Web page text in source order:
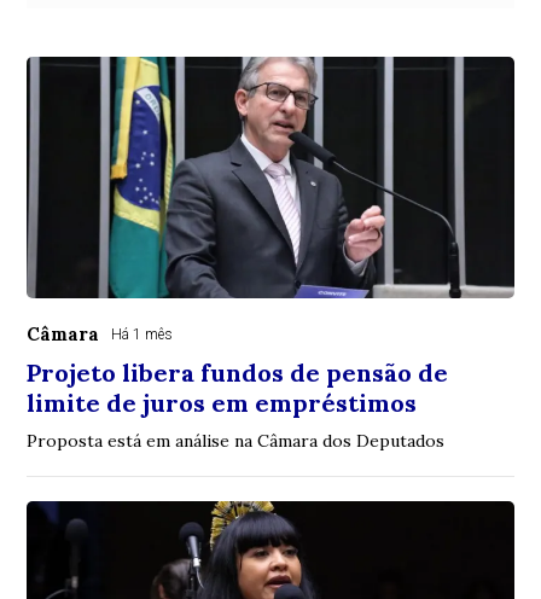
Câmara Há 1 mês
Projeto libera fundos de pensão de
limite de juros em empréstimos
Proposta está em análise na Câmara dos Deputados